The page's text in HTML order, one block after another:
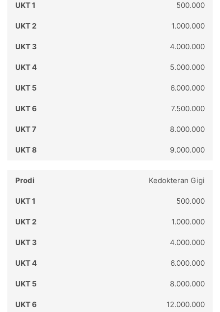
500.000
1.000.000
4.000.000
5.000.000
6.000.000
7.500.000
8.000.000
9.000.000
Kedokteran Gigi
500.000
1.000.000
4.000.000
6.000.000
8.000.000
12.000.000